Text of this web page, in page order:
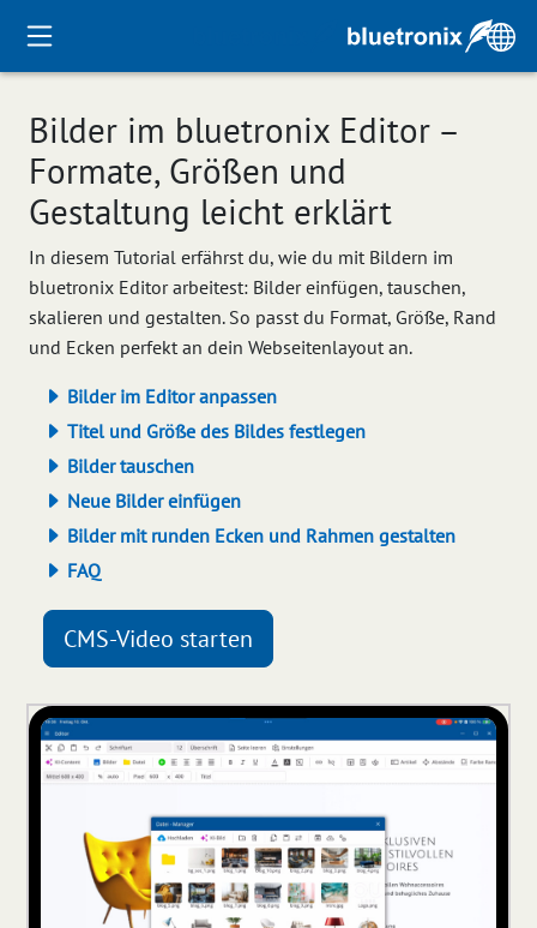
Bilder im bluetronix Editor –
Formate, Größen und
Gestaltung leicht erklärt
In diesem Tutorial erfährst du, wie du mit Bildern im
bluetronix Editor arbeitest: Bilder einfügen, tauschen,
skalieren und gestalten. So passt du Format, Größe, Rand
und Ecken perfekt an dein Webseitenlayout an.
Bilder im Editor anpassen
Titel und Größe des Bildes festlegen
Bilder tauschen
Neue Bilder einfügen
Bilder mit runden Ecken und Rahmen gestalten
FAQ
CMS-Video starten